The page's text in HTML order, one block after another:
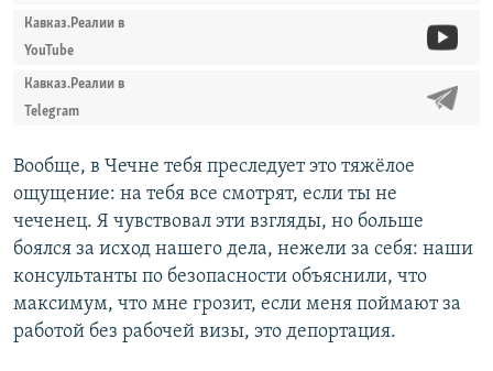
Кавказ.Реалии в
YouTube
Кавказ.Реалии в
Telegram
Вообще, в Чечне тебя преследует это тяжёлое
ощущение: на тебя все смотрят, если ты не
чеченец. Я чувствовал эти взгляды, но больше
боялся за исход нашего дела, нежели за себя: наши
консультанты по безопасности объяснили, что
максимум, что мне грозит, если меня поймают за
работой без рабочей визы, это депортация.